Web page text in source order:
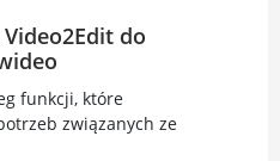
do
funkcji, które
związanych ze